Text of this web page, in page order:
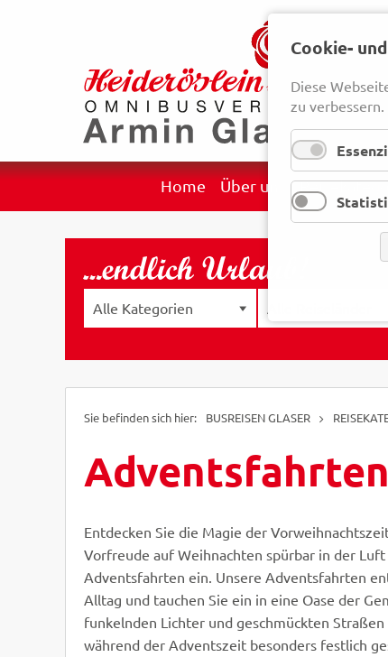
Home Über uns
BUSREISEN GLASER
Adventsfahrten
Entdecken Sie die Magie der
Vorfreude auf Weihnachten spürbar in der
Adventsfahrten ein. Unsere Adventsfahrten
Alltag und tauchen Sie ein in eine Oase der
funkelnden Lichter und geschmückten
während der Adventszeit besonders festlich
Cookie-
Diese
zu